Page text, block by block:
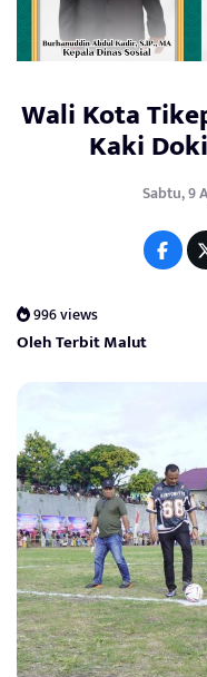
Wali Kota
Kaki
Sabtu, 9
996 views
Oleh Terbit Malut